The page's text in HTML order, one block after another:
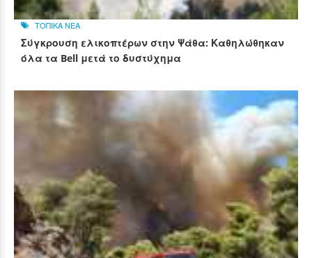
ΤΟΠΙΚΑ ΝΕΑ
Σύγκρουση ελικοπτέρων στην Ψάθα: Καθηλώθηκαν
όλα τα Bell μετά το δυστύχημα